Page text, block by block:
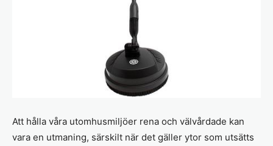
Att hålla våra utomhusmiljöer rena och välvårdade kan
vara en utmaning, särskilt när det gäller ytor som utsätts